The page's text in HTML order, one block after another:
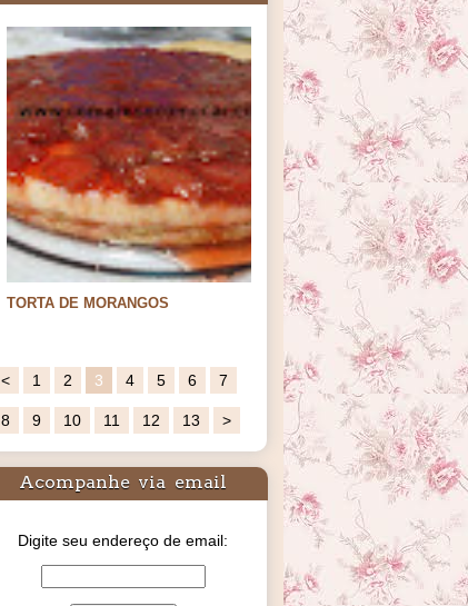
BOLO DE ARROZ DE
bem conhecida d…
< 1 2 3 4 5 6 7
8 9 10 11 12 13 >
Acompanhe via email
Digite seu endereço de email: